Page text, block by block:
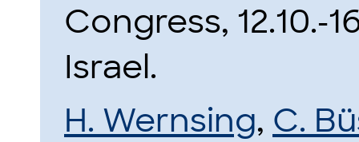
Congress, 12.10.-
Israel.
H. Wernsing, C.